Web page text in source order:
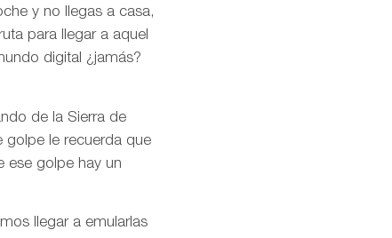
y no llegas a casa,
para llegar a aquel
digital ¿jamás?
de la Sierra de
golpe le recuerda que
ese golpe hay un
llegar a emularlas